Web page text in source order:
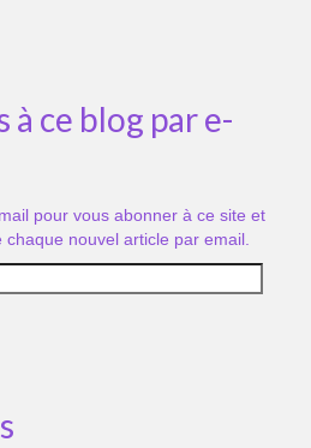
ce blog par e-
pour vous abonner à ce site et
nouvel article par email.